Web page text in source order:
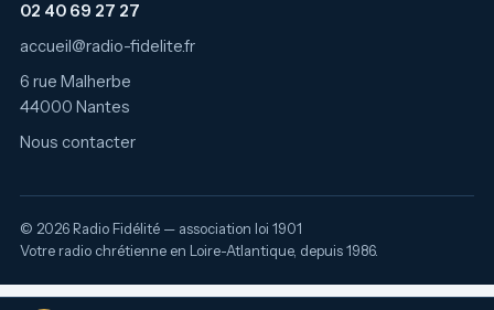
02 40 69 27 27
accueil@radio-fidelite.fr
6 rue Malherbe
44000 Nantes
Nous contacter
© 2026 Radio Fidélité — association loi 1901
Votre radio chrétienne en Loire-Atlantique, depuis 1986.